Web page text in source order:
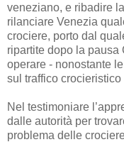
veneziano, e ribadire
rilanciare Venezia
crociere, porto dal
ripartite dopo la pausa
operare - nonostante
sul traffico crocieristico
Nel testimoniare
dalle autorità per
problema delle